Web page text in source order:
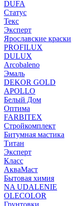
DUFA
Статус
Текс
Эксперт
Ярославские краски
PROFILUX
DULUX
Arcobaleno
Эмаль
DEKOR GOLD
APOLLO
Белый Дом
Оптима
FARBITEX
Стройкомплект
Битумная мастика
Титан
Эксперт
Класс
АкваМаст
Бытовая химия
NA UDALENIE
OLECOLOR
Грунтовки